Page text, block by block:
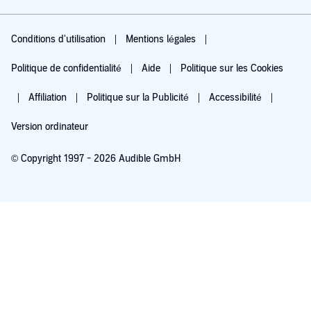
Conditions d'utilisation Mentions légales
Politique de confidentialité Aide Politique sur les Cookies
Affiliation Politique sur la Publicité Accessibilité
Version ordinateur
© Copyright 1997 - 2026 Audible GmbH